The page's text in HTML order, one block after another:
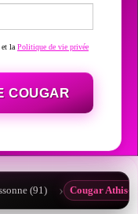
et la Politique de vie privée
COUGAR
(91) Cougar Athis-